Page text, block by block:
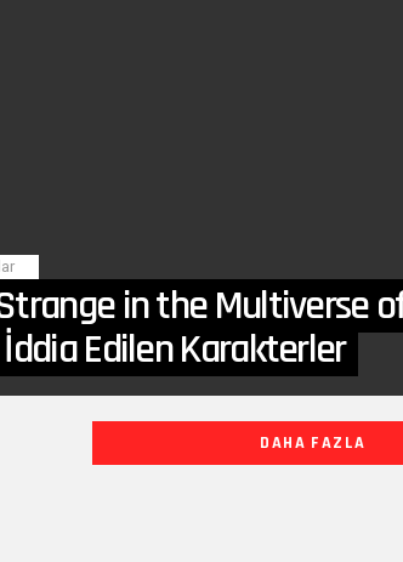
in the Multiverse
İddia Edilen Karakterler
DAHA FAZLA